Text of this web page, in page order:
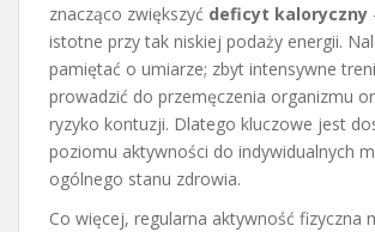
znacząco zwiększyć deficyt kaloryczny
istotne przy tak niskiej podaży energii.
pamiętać o umiarze; zbyt intensywne
prowadzić do przemęczenia organizmu
ryzyko kontuzji. Dlatego kluczowe jest
poziomu aktywności do indywidualnych
ogólnego stanu zdrowia.
Co więcej, regularna aktywność fizyczna